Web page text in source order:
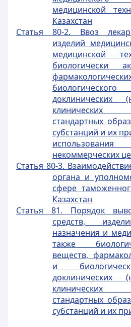
медицинской
Казахстан
Статья 80-2. Ввоз
изделий
медицинской
биологически
доклинических
клинических
стандартных
субстанций и их
некоммерческих
Статья 80-3.
органа и
сфере
Казахстан
Статья 81. Порядок
средств,
назначения и
также
веществ,
и
доклинических
клинических
стандартных
субстанций и их